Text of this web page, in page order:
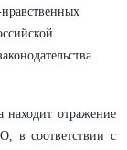
находит отражение
в соответствии с